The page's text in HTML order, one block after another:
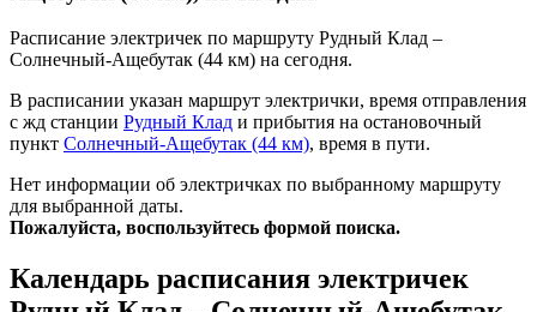
Расписание электричек по маршруту Рудный Клад –
Солнечный-Ащебутак (44 км) на сегодня.
В расписании указан маршрут электрички, время отправления
с жд станции Рудный Клад и прибытия на остановочный
пункт Солнечный-Ащебутак (44 км), время в пути.
Нет информации об электричках по выбранному маршруту
для выбранной даты.
Пожалуйста, воспользуйтесь формой поиска.
Календарь расписания электричек